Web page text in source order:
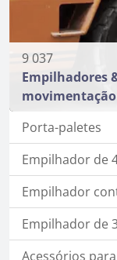
9 037
Empilhadores
Porta-paletes
Empilhador de
Empilhador
Empilhador de
Acessórios